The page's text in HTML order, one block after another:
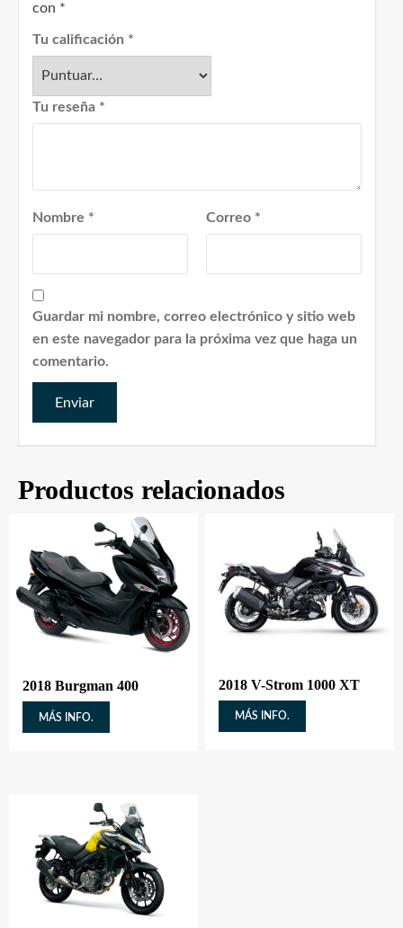
con *
Tu calificación *
Tu reseña *
Nombre * Correo *
Guardar mi nombre, correo electrónico y sitio web
en este navegador para la próxima vez que haga un
comentario.
Productos relacionados
2018 Burgman 400
MÁS INFO.
2018 V-Strom 1000 XT
MÁS INFO.